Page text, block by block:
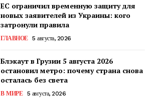
ЕС ограничил временную защиту для
новых заявителей из Украины: кого
затронули правила
ГЛАВНОЕ 5 августа, 2026
Блэкаут в Грузии 5 августа 2026
остановил метро: почему страна снова
осталась без света
В МИРЕ 5 августа, 2026